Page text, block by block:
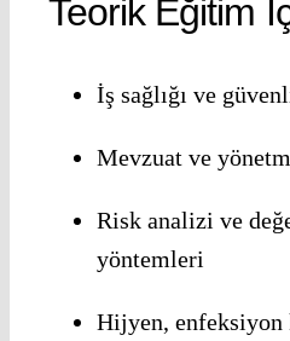
Teorik Eğitim
İş sağlığı ve
Mevzuat ve
Risk analizi ve
yöntemleri
Hijyen,